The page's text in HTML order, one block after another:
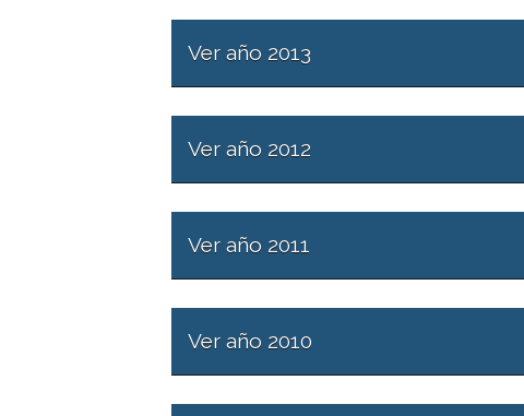
Ver año 2013
Ver año 2012
Ver año 2011
Ver año 2010